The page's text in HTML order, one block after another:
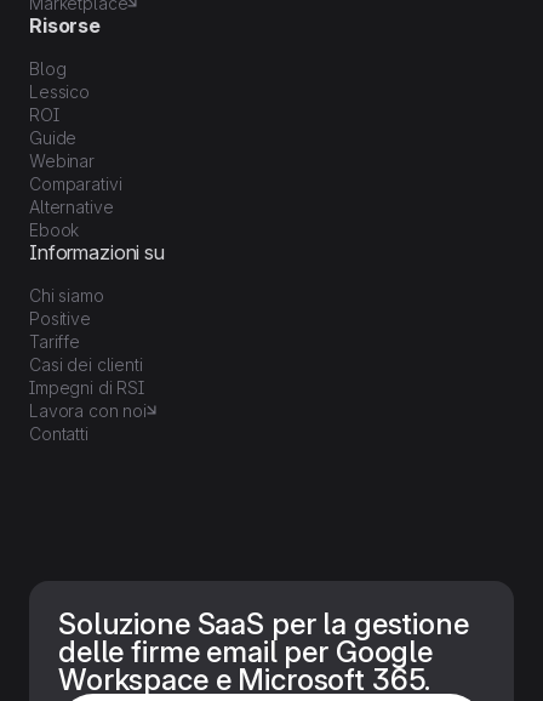
Risorse
Blog
Lessico
ROI
Guide
Webinar
Comparativi
Alternative
Ebook
Informazioni su
Chi siamo
Positive
Tariffe
Casi dei clienti
Impegni di RSI
Lavora con noi
Contatti
Soluzione SaaS per la gestione
delle firme email per Google
Workspace e Microsoft 365.